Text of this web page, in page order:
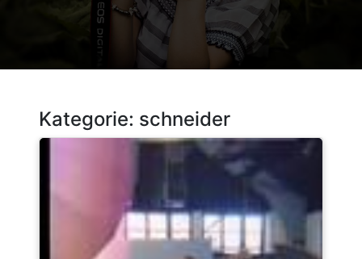
Kategorie: schneider